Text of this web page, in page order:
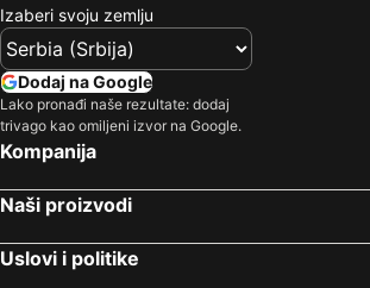
Izaberi svoju zemlju
Dodaj na Google
Lako pronađi naše rezultate: dodaj
trivago kao omiljeni izvor na Google.
Kompanija
Naši proizvodi
Uslovi i politike